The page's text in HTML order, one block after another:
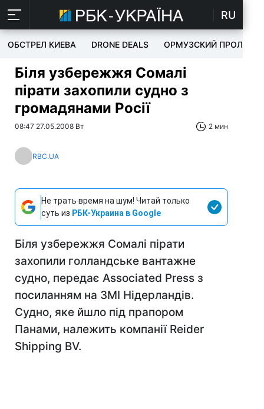
RU
ОБСТРЕЛ КИЕВА DRONE DEALS ОРМУЗСКИЙ ПРОЛИВ
Біля узбережжя Сомалі
пірати захопили судно з
громадянами Росії
08:47 27.05.2008 Вт 2 мин
RBC.UA
Не трать время на шум! Читай только
суть из РБК-Украина в Google
Біля узбережжя Сомалі пірати
захопили голландське вантажне
судно, передає Associated Press з
посиланням на ЗМІ Нідерландів.
Судно, яке йшло під прапором
Панами, належить компанії Reider
Shipping BV.